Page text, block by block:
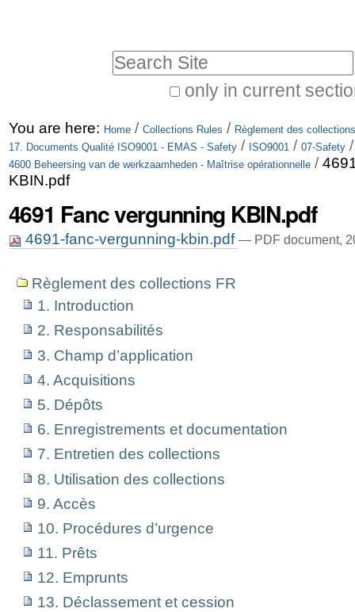
to
navigation
only in current
Search…
You are here: Home / Collections Rules / Règlement des
17. Documents Qualité ISO9001 - EMAS - Safety / ISO9001 / 07-Safety
4600 Beheersing van de werkzaamheden - Maîtrise opérationnelle /
KBIN.pdf
4691 Fanc vergunning KBIN.pdf
4691-fanc-vergunning-kbin.pdf — PDF document,
NavigationRèglement des collections FR
1. Introduction
2. Responsabilités
3. Champ d’application
4. Acquisitions
5. Dépôts
6. Enregistrements et documentation
7. Entretien des collections
8. Utilisation des collections
9. Accès
10. Procédures d’urgence
11. Prêts
12. Emprunts
13. Déclassement et cession